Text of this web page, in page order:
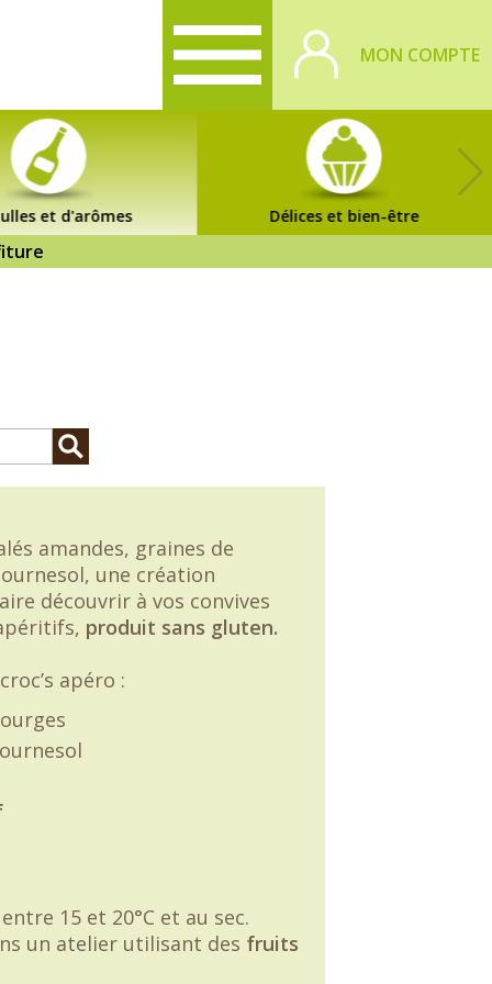
MON COMPTE
et d'arômes Délices et bien-être
amandes, graines de
une création
découvrir à vos convives
produit sans gluten.
apéro :
15 et 20°C et au sec.
un atelier utilisant des fruits